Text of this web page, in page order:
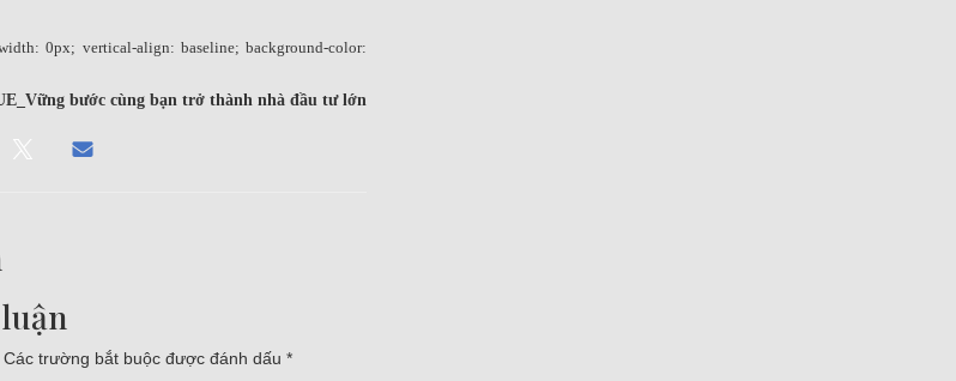
0px; vertical-align: baseline; background-color:
bước cùng bạn trở thành nhà đầu tư lớn
Các trường bắt buộc được đánh dấu *